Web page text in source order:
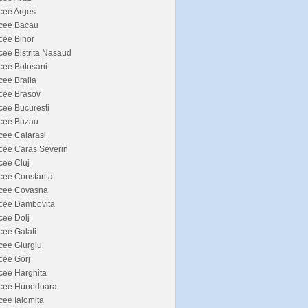
Arges
Bacau
Bihor
Bistrita Nasaud
Botosani
Braila
Brasov
Bucuresti
Buzau
Calarasi
Caras Severin
Cluj
Constanta
Covasna
Dambovita
Dolj
Galati
Giurgiu
Gorj
Harghita
Hunedoara
Ialomita